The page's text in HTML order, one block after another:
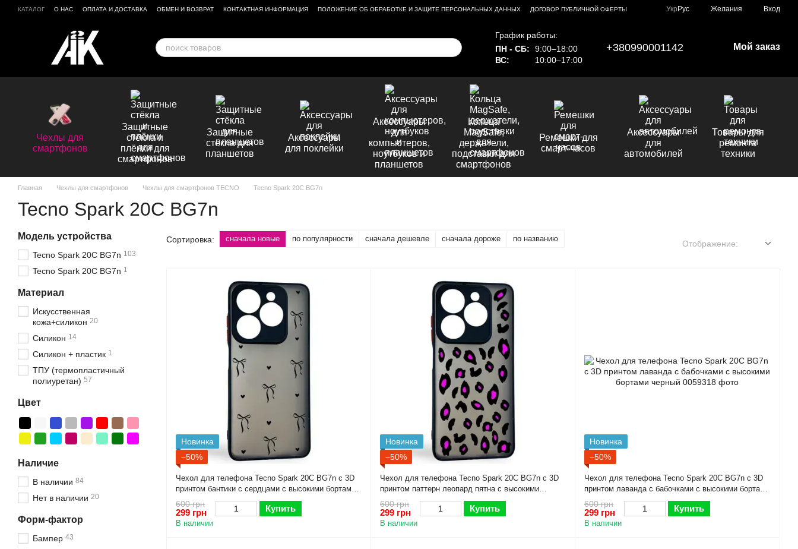
Перейти к основному контенту
КАТАЛОГ О НАС ОПЛАТА И ДОСТАВКА ОБМЕН И ВОЗВРАТ КОНТАКТНАЯ ИНФОРМАЦИЯ ПОЛОЖЕНИЕ ОБ ОБРАБОТКЕ И ЗАЩИТЕ ПЕРСОНАЛЬНЫХ ДАННЫХ
ДОГОВОР ПУБЛИЧНОЙ ОФЕРТЫ
Укр Рус Желания Вход
График работы:
ПН - СБ:
9:00–18:00
ВС:
10:00–17:00
+380990001142 Мой заказ
Чехлы для
смартфонов
Защитные
стёкла и
плёнки для
смартфонов
Защитные
стёкла для
планшетов
Аксессуары
для поклейки
Аксессуары
для
компьютеров,
ноутбуков и
планшетов
Кольца
MagSafe,
держатели,
подставки для
смартфонов
Ремешки для
смарт-часов
Аксессуары
для
автомобилей
Товары для
ремонта
техники
Главная Чехлы для смартфонов Чехлы для смартфонов TECNO Tecno Spark 20C BG7n
Tecno Spark 20C BG7n
Сортировка: сначала новые по популярности сначала дешевле сначала дороже по названию
Отображение:
Новинка
−50%
Чехол для телефона Tecno Spark 20C BG7n с 3D
принтом бантики с сердцами с высокими бортами
черный
600 грн
299 грн Купить
В наличии
Новинка
−50%
Чехол для телефона Tecno Spark 20C BG7n с 3D
принтом паттерн леопард пятна с высокими
бортами черный
600 грн
299 грн Купить
В наличии
Новинка
−50%
Чехол для телефона Tecno Spark 20C BG7n с 3D
принтом лаванда с бабочками с высокими бортами
черный
600 грн
299 грн Купить
В наличии
Модель устройства
Tecno Spark 20C BG7n 103
Tecno Spark 20C BG7n 1
Материал
Искусственная
кожа+силикон 20
Силикон 14
Силикон + пластик 1
ТПУ (термопластичный
полиуретан) 57
Цвет
Наличие
В наличии 84
Нет в наличии 20
Форм-фактор
Бампер 43